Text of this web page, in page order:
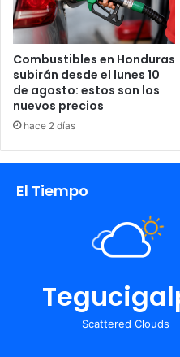
Combustibles en Honduras
subirán desde el lunes 10
de agosto: estos son los
nuevos precios
hace 2 días
El Tiempo
Scattered Clouds